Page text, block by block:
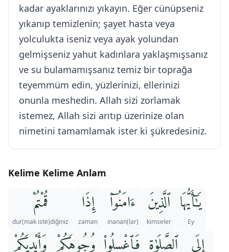
kadar ayaklarınızı yıkayın. Eğer cünüpseniz
yıkanıp temizlenin; şayet hasta veya
yolculukta iseniz veya ayak yolundan
gelmişseniz yahut kadınlara yaklaşmışsanız
ve su bulamamışsanız temiz bir toprağa
teyemmüm edin, yüzlerinizi, ellerinizi
onunla meshedin. Allah sizi zorlamak
istemez, Allah sizi arıtıp üzerinize olan
nimetini tamamlamak ister ki şükredesiniz.
Kelime Kelime Anlam
يَـٰٓأَيُّهَا
Ey
ٱلَّذِينَ
kimseler
ءَامَنُوٓا۟
inanan(lar)
إِذَا
zaman
قُمْتُمْ
dur(mak iste)diğiniz
إِلَى ٱلصَّلَوٰةِ فَٱغْسِلُوا۟ وُجُوهَكُمْ وَأَيْدِيَكُمْ